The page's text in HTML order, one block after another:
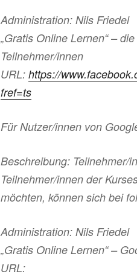
Administration: Nils Friedel
„Gratis Online Lernen“ –
Teilnehmer/innen
URL: https://
fref=ts
Für Nutzer/innen von
Beschreibung: Teilnehmer/
Teilnehmer/innen der
möchten, können sich bei
Administration: Nils Friedel
„Gratis Online Lernen“ –
URL: